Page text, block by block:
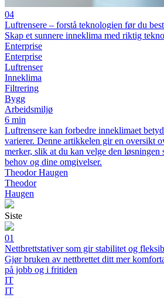
04
Luftrensere – forstå teknologien før du
Skap et sunnere inneklima med riktig
Enterprise
Enterprise
Luftrenser
Inneklima
Filtrering
Bygg
Arbeidsmiljø
6 min
Luftrensere kan forbedre inneklimaet
varierer. Denne artikkelen gir en oversikt
merker, slik at du kan velge den løsningen
behov og dine omgivelser.
Theodor Haugen
Theodor
Haugen
Siste
01
Nettbrettstativer som gir stabilitet og
Gjør bruken av nettbrettet ditt mer
på jobb og i fritiden
IT
IT